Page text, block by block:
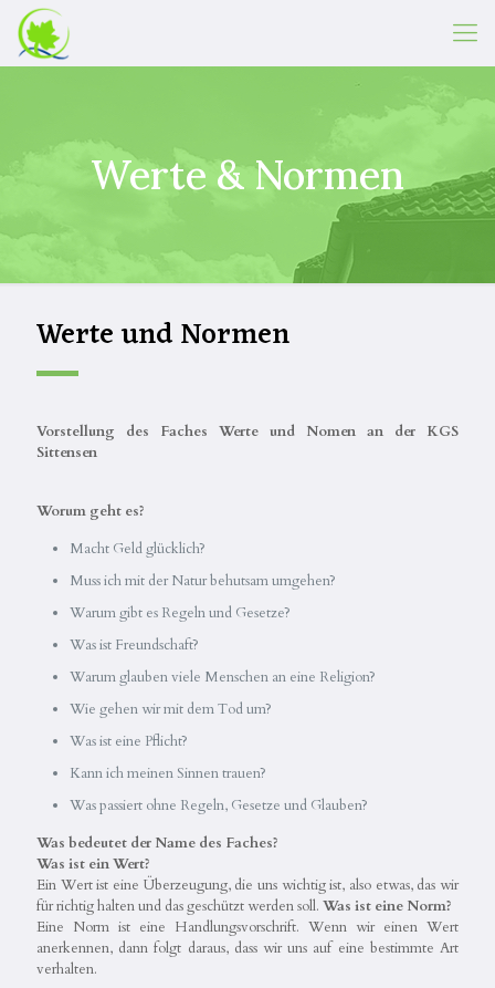
Werte & Normen
Werte und Normen
Vorstellung des Faches Werte und Nomen an der KGS
Sittensen
Worum geht es?
Macht Geld glücklich?
Muss ich mit der Natur behutsam umgehen?
Warum gibt es Regeln und Gesetze?
Was ist Freundschaft?
Warum glauben viele Menschen an eine Religion?
Wie gehen wir mit dem Tod um?
Was ist eine Pflicht?
Kann ich meinen Sinnen trauen?
Was passiert ohne Regeln, Gesetze und Glauben?
Was bedeutet der Name des Faches?
Was ist ein Wert?
Ein Wert ist eine Überzeugung, die uns wichtig ist, also etwas, das wir
für richtig halten und das geschützt werden soll. Was ist eine Norm?
Eine Norm ist eine Handlungsvorschrift. Wenn wir einen Wert
anerkennen, dann folgt daraus, dass wir uns auf eine bestimmte Art
verhalten.